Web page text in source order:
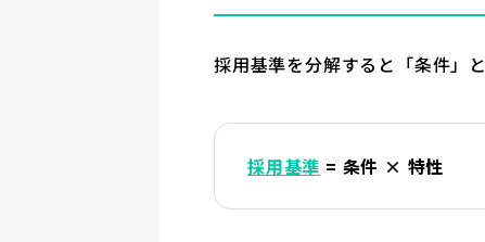
採用基準を分解すると「条件」
採用基準 = 条件 × 特性